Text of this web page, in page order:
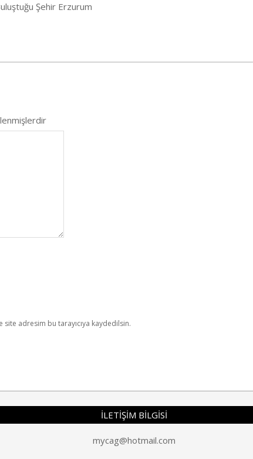
Şehir Erzurum
site adresim bu tarayıcıya kaydedilsin.
İLETİŞİM BİLGİSİ
mycag@hotmail.com